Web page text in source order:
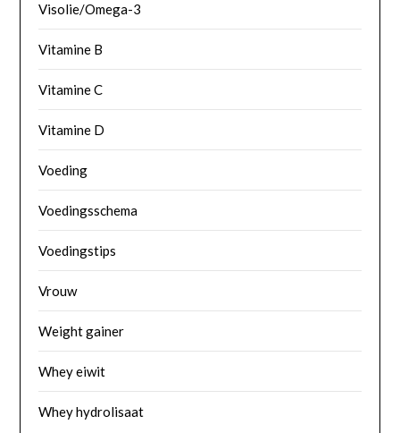
Visolie/Omega-3
Vitamine B
Vitamine C
Vitamine D
Voeding
Voedingsschema
Voedingstips
Vrouw
Weight gainer
Whey eiwit
Whey hydrolisaat